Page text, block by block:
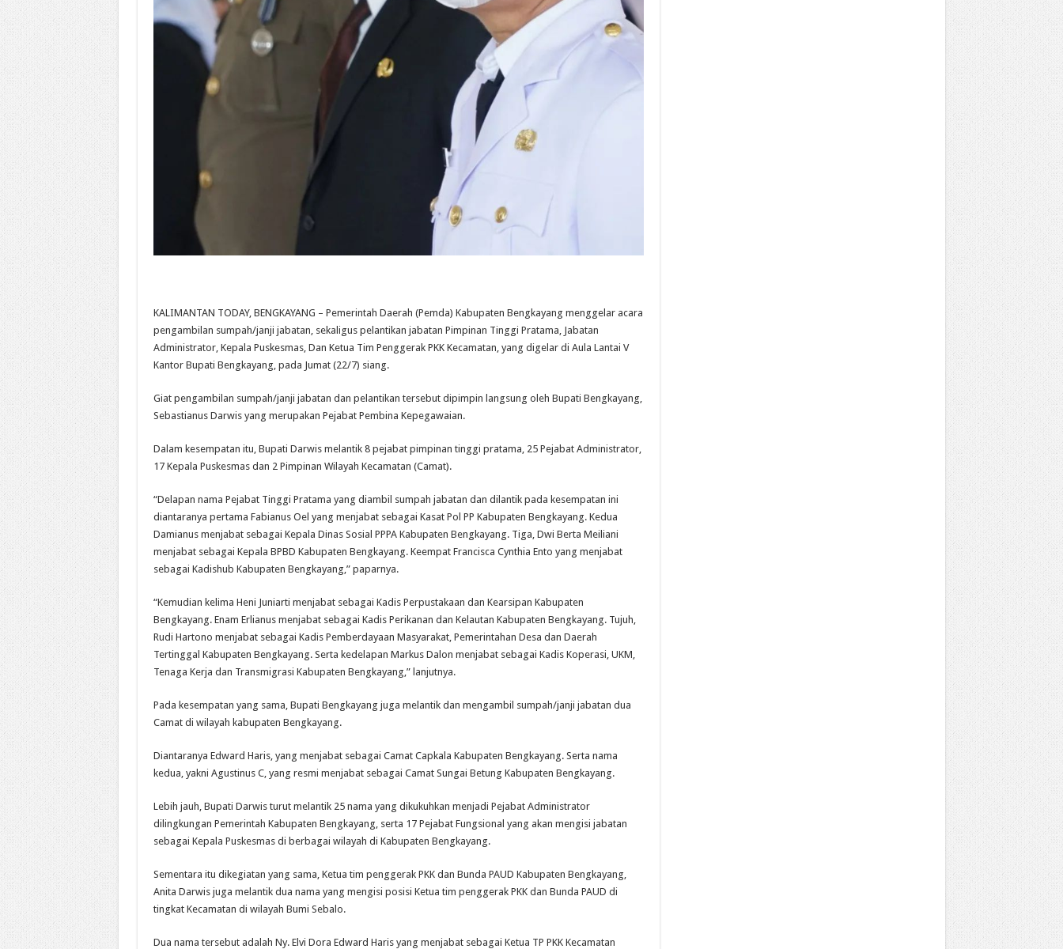
KALIMANTAN TODAY, BENGKAYANG – Pemerintah Daerah (Pemda) Kabupaten Bengkayang menggelar acara
pengambilan sumpah/janji jabatan, sekaligus pelantikan jabatan Pimpinan Tinggi Pratama, Jabatan
Administrator, Kepala Puskesmas, Dan Ketua Tim Penggerak PKK Kecamatan, yang digelar di Aula Lantai V
Kantor Bupati Bengkayang, pada Jumat (22/7) siang.
Giat pengambilan sumpah/janji jabatan dan pelantikan tersebut dipimpin langsung oleh Bupati Bengkayang,
Sebastianus Darwis yang merupakan Pejabat Pembina Kepegawaian.
Dalam kesempatan itu, Bupati Darwis melantik 8 pejabat pimpinan tinggi pratama, 25 Pejabat Administrator,
17 Kepala Puskesmas dan 2 Pimpinan Wilayah Kecamatan (Camat).
“Delapan nama Pejabat Tinggi Pratama yang diambil sumpah jabatan dan dilantik pada kesempatan ini
diantaranya pertama Fabianus Oel yang menjabat sebagai Kasat Pol PP Kabupaten Bengkayang. Kedua
Damianus menjabat sebagai Kepala Dinas Sosial PPPA Kabupaten Bengkayang. Tiga, Dwi Berta Meiliani
menjabat sebagai Kepala BPBD Kabupaten Bengkayang. Keempat Francisca Cynthia Ento yang menjabat
sebagai Kadishub Kabupaten Bengkayang,” paparnya.
“Kemudian kelima Heni Juniarti menjabat sebagai Kadis Perpustakaan dan Kearsipan Kabupaten
Bengkayang. Enam Erlianus menjabat sebagai Kadis Perikanan dan Kelautan Kabupaten Bengkayang. Tujuh,
Rudi Hartono menjabat sebagai Kadis Pemberdayaan Masyarakat, Pemerintahan Desa dan Daerah
Tertinggal Kabupaten Bengkayang. Serta kedelapan Markus Dalon menjabat sebagai Kadis Koperasi, UKM,
Tenaga Kerja dan Transmigrasi Kabupaten Bengkayang,” lanjutnya.
Pada kesempatan yang sama, Bupati Bengkayang juga melantik dan mengambil sumpah/janji jabatan dua
Camat di wilayah kabupaten Bengkayang.
Diantaranya Edward Haris, yang menjabat sebagai Camat Capkala Kabupaten Bengkayang. Serta nama
kedua, yakni Agustinus C, yang resmi menjabat sebagai Camat Sungai Betung Kabupaten Bengkayang.
Lebih jauh, Bupati Darwis turut melantik 25 nama yang dikukuhkan menjadi Pejabat Administrator
dilingkungan Pemerintah Kabupaten Bengkayang, serta 17 Pejabat Fungsional yang akan mengisi jabatan
sebagai Kepala Puskesmas di berbagai wilayah di Kabupaten Bengkayang.
Sementara itu dikegiatan yang sama, Ketua tim penggerak PKK dan Bunda PAUD Kabupaten Bengkayang,
Anita Darwis juga melantik dua nama yang mengisi posisi Ketua tim penggerak PKK dan Bunda PAUD di
tingkat Kecamatan di wilayah Bumi Sebalo.
Dua nama tersebut adalah Ny. Elvi Dora Edward Haris yang menjabat sebagai Ketua TP PKK Kecamatan